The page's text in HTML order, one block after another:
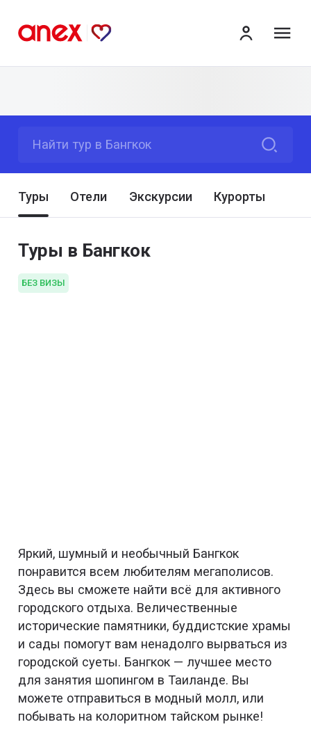
Найти тур в Бангкок
Туры Отели Экскурсии Курорты
Туры в Бангкок
БЕЗ ВИЗЫ
Яркий, шумный и необычный Бангкок
понравится всем любителям мегаполисов.
Здесь вы сможете найти всё для активного
городского отдыха. Величественные
исторические памятники, буддистские храмы
и сады помогут вам ненадолго вырваться из
городской суеты. Бангкок — лучшее место
для занятия шопингом в Таиланде. Вы
можете отправиться в модный молл, или
побывать на колоритном тайском рынке!